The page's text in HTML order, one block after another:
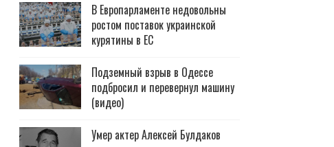
В Европарламенте недовольны
ростом поставок украинской
курятины в ЕС
Подземный взрыв в Одессе
подбросил и перевернул машину
(видео)
Умер актер Алексей Булдаков